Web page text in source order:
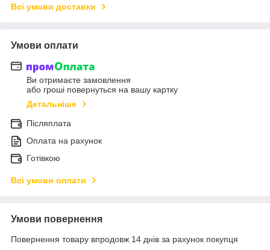
Всі умови доставки
Умови оплати
Ви отримаєте замовлення
або гроші повернуться на вашу картку
Детальніше
Післяплата
Оплата на рахунок
Готівкою
Всі умови оплати
Умови повернення
Повернення товару впродовж 14 днів за рахунок покупця